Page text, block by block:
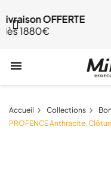

Accueil Collections
PROFENCE Anthracite,